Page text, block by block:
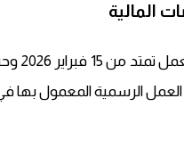
المالية
الرسمية المعمول بها